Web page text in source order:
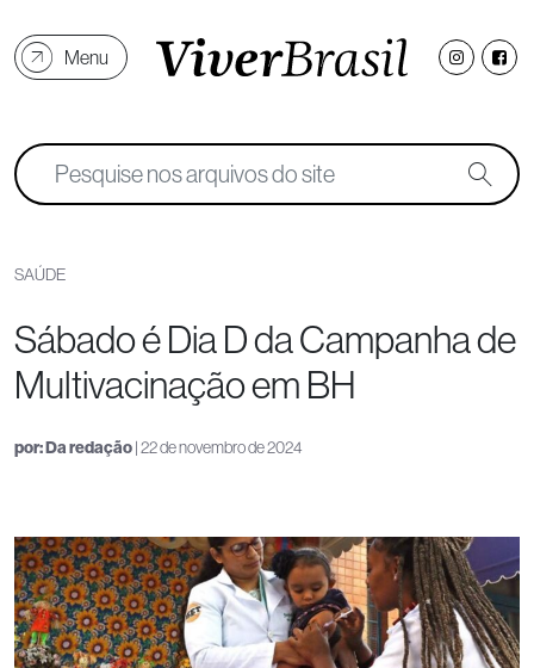
Menu
SAÚDE
Sábado é Dia D da Campanha de
Multivacinação em BH
por:Da redação| 22 de novembro de 2024